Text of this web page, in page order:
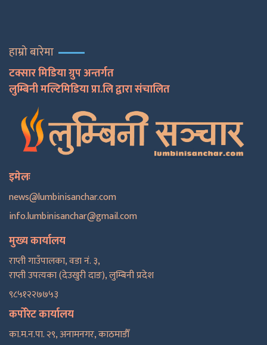
हाम्रो बारेमा
टक्सार मिडिया ग्रुप अन्तर्गत
लुम्बिनी मल्टिमिडिया प्रा.लि द्वारा संचालित
इमेलः
news@lumbinisanchar.com
info.lumbinisanchar@gmail.com
मुख्य कार्यालय
राप्ती गाउँपालका, वडा नं. ३,
राप्ती उपत्यका (देउखुरी दाङ), लुम्बिनी प्रदेश
९८५१२२७७५३
कर्पोरेट कार्यालय
का.म.न.पा. २९, अनामनगर, काठमाडाैँ